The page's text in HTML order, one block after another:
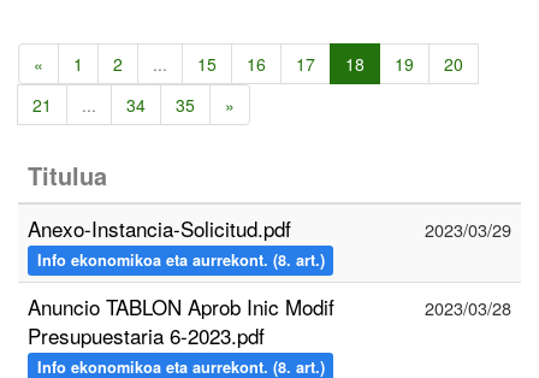
« 1 2 ... 15 16 17 18 19
20
21
... 34 35 »
Titulua
Anexo-Instancia-Solicitud.pdf
Info ekonomikoa eta aurrekont. (8. art.)
2023/03/29
Anuncio TABLON Aprob Inic Modif
Presupuestaria 6-2023.pdf
Info ekonomikoa eta aurrekont. (8. art.)
2023/03/28